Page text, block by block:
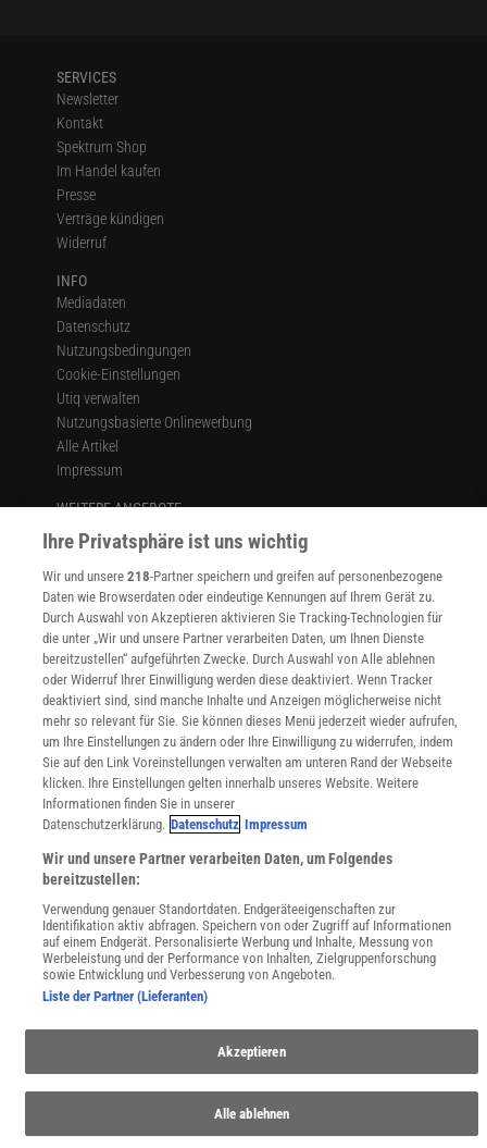
SERVICES
Newsletter
Kontakt
Spektrum Shop
Im Handel kaufen
Presse
Verträge kündigen
Widerruf
INFO
Mediadaten
Datenschutz
Nutzungsbedingungen
Cookie-Einstellungen
Utiq verwalten
Nutzungsbasierte Onlinewerbung
Alle Artikel
Impressum
WEITERE ANGEBOTE
Angebote für Schulen
Angebote für Institutionen
Sprachen lernen mit Gymglish
Lexika
Für Spektrum schreiben
Zugänglichkeitserklärung
WEBSEITEN
KielSCN
Wissenschaft in die Schulen
SciLogs
Ihre Privatsphäre ist uns wichtig
Wir und unsere218-Partner speichern und greifen auf personenbezogene
Daten wie Browserdaten oder eindeutige Kennungen auf Ihrem Gerät zu.
Durch Auswahl von Akzeptieren aktivieren Sie Tracking-Technologien für
die unter „Wir und unsere Partner verarbeiten Daten, um Ihnen Dienste
bereitzustellen“ aufgeführten Zwecke. Durch Auswahl von Alle ablehnen
oder Widerruf Ihrer Einwilligung werden diese deaktiviert. Wenn Tracker
deaktiviert sind, sind manche Inhalte und Anzeigen möglicherweise nicht
mehr so relevant für Sie. Sie können dieses Menü jederzeit wieder aufrufen,
um Ihre Einstellungen zu ändern oder Ihre Einwilligung zu widerrufen, indem
Sie auf den Link Voreinstellungen verwalten am unteren Rand der Webseite
klicken. Ihre Einstellungen gelten innerhalb unseres Website. Weitere
Informationen finden Sie in unserer
Datenschutzerklärung. Datenschutz Impressum
Wir und unsere Partner verarbeiten Daten, um Folgendes
bereitzustellen:
Verwendung genauer Standortdaten. Endgeräteeigenschaften zur
Identifikation aktiv abfragen. Speichern von oder Zugriff auf Informationen
auf einem Endgerät. Personalisierte Werbung und Inhalte, Messung von
Werbeleistung und der Performance von Inhalten, Zielgruppenforschung
sowie Entwicklung und Verbesserung von Angeboten.
Liste der Partner (Lieferanten)
Akzeptieren
Alle ablehnen